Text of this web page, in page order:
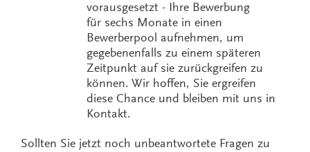
vorausgesetzt - Ihre Bewerbung
für sechs Monate in einen
Bewerberpool aufnehmen, um
gegebenenfalls zu einem späteren
Zeitpunkt auf sie zurückgreifen zu
können. Wir hoffen, Sie ergreifen
diese Chance und bleiben mit uns in
Kontakt.
Sollten Sie jetzt noch unbeantwortete Fragen zu